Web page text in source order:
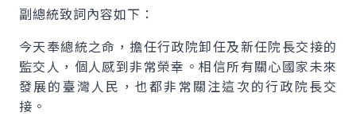
副總統致詞內容如下：
今天奉總統之命，擔任行政院卸任及新任院長交接的
監交人，個人感到非常榮幸。相信所有關心國家未來
發展的臺灣人民，也都非常關注這次的行政院長交
接。